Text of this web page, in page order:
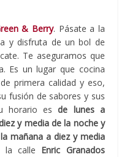
& Berry. Pásate a la
y disfruta de un bol de
Te aseguramos que
Es un lugar que cocina
primera calidad y eso,
fusión de sabores y sus
horario esde lunes a
y media de la noche y
mañana a diez y media
la calle Enric Granados